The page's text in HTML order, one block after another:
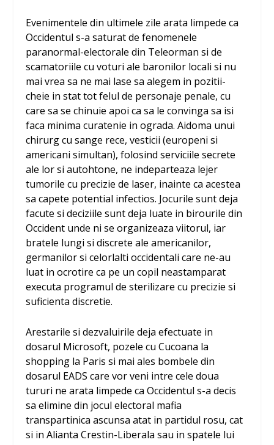
Evenimentele din ultimele zile arata limpede ca
Occidentul s-a saturat de fenomenele
paranormal-electorale din Teleorman si de
scamatoriile cu voturi ale baronilor locali si nu
mai vrea sa ne mai lase sa alegem in pozitii-
cheie in stat tot felul de personaje penale, cu
care sa se chinuie apoi ca sa le convinga sa isi
faca minima curatenie in ograda. Aidoma unui
chirurg cu sange rece, vesticii (europeni si
americani simultan), folosind serviciile secrete
ale lor si autohtone, ne indeparteaza lejer
tumorile cu precizie de laser, inainte ca acestea
sa capete potential infectios. Jocurile sunt deja
facute si deciziile sunt deja luate in birourile din
Occident unde ni se organizeaza viitorul, iar
bratele lungi si discrete ale americanilor,
germanilor si celorlalti occidentali care ne-au
luat in ocrotire ca pe un copil neastamparat
executa programul de sterilizare cu precizie si
suficienta discretie.
Arestarile si dezvaluirile deja efectuate in
dosarul Microsoft, pozele cu Cucoana la
shopping la Paris si mai ales bombele din
dosarul EADS care vor veni intre cele doua
tururi ne arata limpede ca Occidentul s-a decis
sa elimine din jocul electoral mafia
transpartinica ascunsa atat in partidul rosu, cat
si in Alianta Crestin-Liberala sau in spatele lui